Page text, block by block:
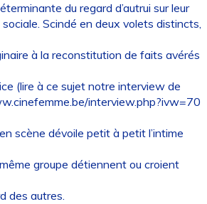
du regard d’autrui sur leur
Scindé en deux volets distincts,
à la reconstitution de faits avérés
(lire à ce sujet notre interview de
interview.php?ivw=70
scène dévoile petit à petit l’intime
groupe détiennent ou croient
des autres.